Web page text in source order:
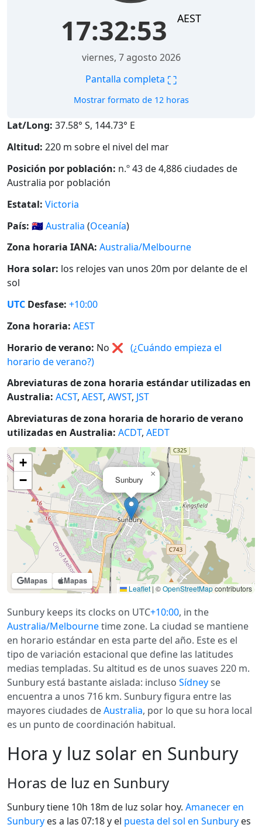
17:32:54 AEST
viernes, 7 agosto 2026
Pantalla completa ⛶
Mostrar formato de 12 horas
Lat/Long: 37.58° S, 144.73° E
Altitud: 220 m sobre el nivel del mar
Posición por población: n.º 43 de 4,886 ciudades de
Australia por población
Estatal: Victoria
País: 🇦🇺Australia (Oceanía)
Zona horaria IANA: Australia/Melbourne
Hora solar: los relojes van unos 20m por delante de el
sol
UTC Desfase: +10:00
Zona horaria: AEST
Horario de verano: No ❌ (¿Cuándo empieza el
horario de verano?)
Abreviaturas de zona horaria estándar utilizadas en
Australia: ACST, AEST, AWST, JST
Abreviaturas de zona horaria de horario de verano
utilizadas en Australia: ACDT, AEDT
Mapas Mapas
Sunbury
×
+
−
Leaflet | ©OpenStreetMapcontributors
Sunbury keeps its clocks on UTC+10:00, in the
Australia/Melbournetime zone. La ciudad se mantiene
en horario estándar en esta parte del año. Este es el
tipo de variación estacional que define las latitudes
medias templadas. Su altitud es de unos suaves 220 m.
Sunbury está bastante aislada: incluso Sídneyse
encuentra a unos 716 km. Sunbury figura entre las
mayores ciudades deAustralia, por lo que su hora local
es un punto de coordinación habitual.
Hora y luz solar en Sunbury
Horas de luz en Sunbury
Sunbury tiene 10h 18m de luz solar hoy. Amanecer en
Sunbury es a las 07:18 y el puesta del sol en Sunbury es